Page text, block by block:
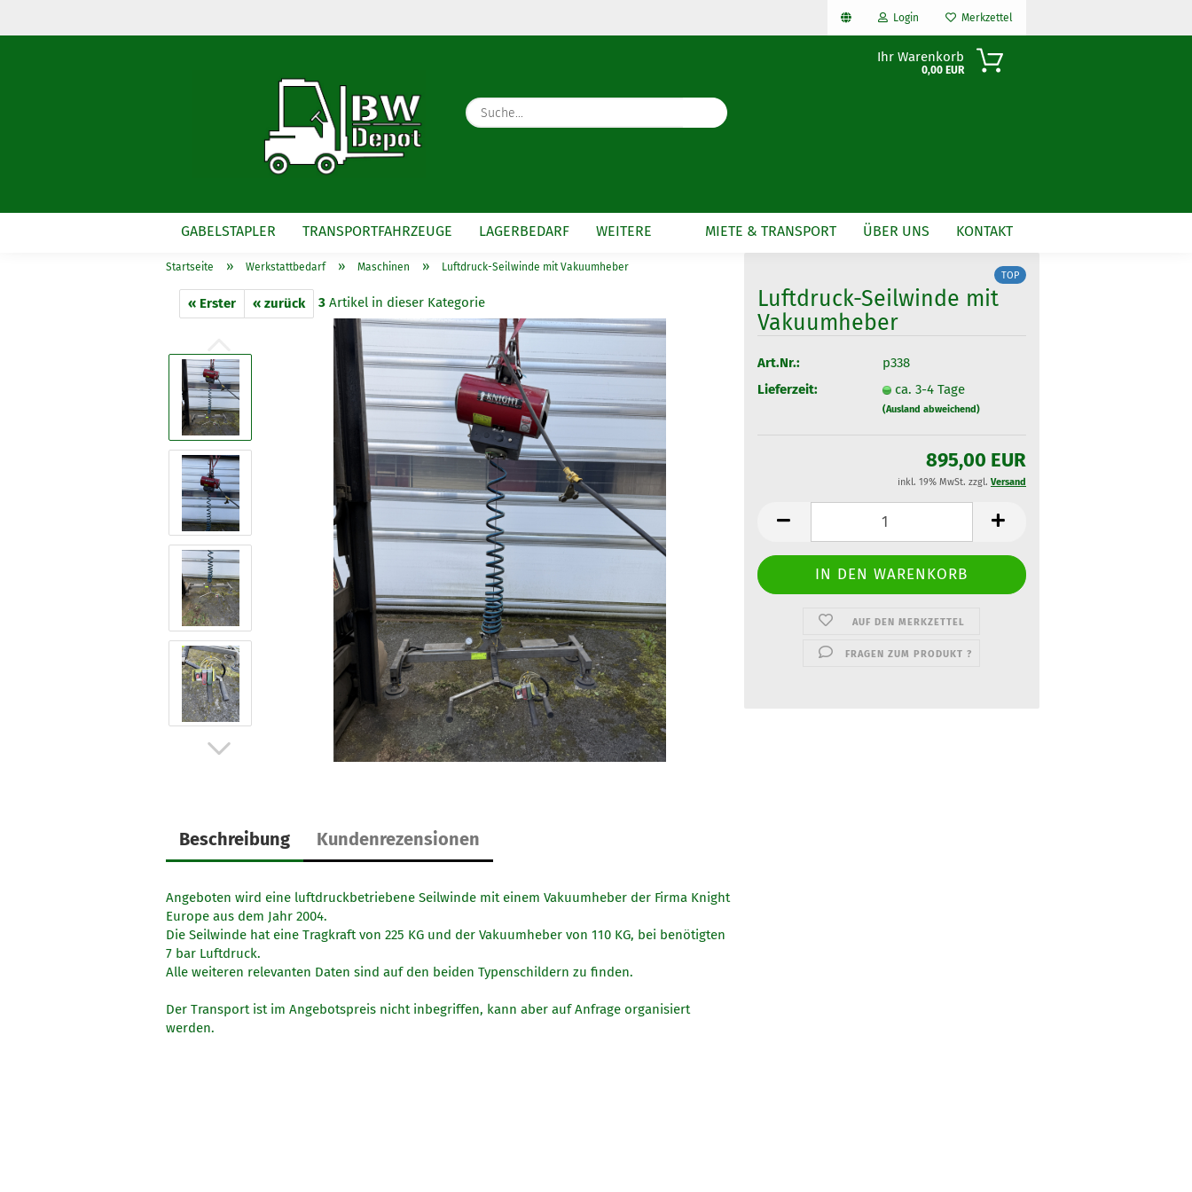
Lieferland
Login
E-Mail
Passwort vergessen?
Merkzettel
Suche...
Ihr Warenkorb
0,00 EUR
GABELSTAPLER TRANSPORTFAHRZEUGE LAGERBEDARF MIETE & TRANSPORT ÜBER UNS KONTAKT
WEITERE
Startseite » Werkstattbedarf » Maschinen » Luftdruck-Seilwinde mit Vakuumheber
« Erster « zurück 3 Artikel in dieser Kategorie
TOP
Luftdruck-Seilwinde mit
Vakuumheber
Art.Nr.:
p338
Lieferzeit:
ca. 3-4 Tage
(Ausland abweichend)
895,00 EUR
inkl. 19% MwSt. zzgl. Versand
AUF DEN MERKZETTEL
FRAGEN ZUM PRODUKT ?
Beschreibung Kundenrezensionen
Angeboten wird eine luftdruckbetriebene Seilwinde mit einem Vakuumheber der Firma Knight
Europe aus dem Jahr 2004.
Die Seilwinde hat eine Tragkraft von 225 KG und der Vakuumheber von 110 KG, bei benötigten
7 bar Luftdruck.
Alle weiteren relevanten Daten sind auf den beiden Typenschildern zu finden.
Der Transport ist im Angebotspreis nicht inbegriffen, kann aber auf Anfrage organisiert
werden.